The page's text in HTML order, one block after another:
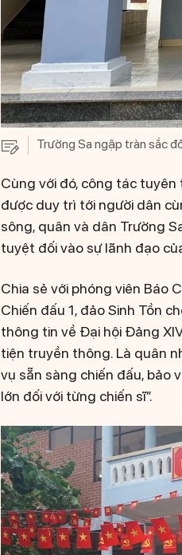
Trường Sa ngập tràn sắc
Cùng với đó, công tác
được duy trì tới người dân
sông, quân và dân Trường
tuyệt đối vào sự lãnh đạo
Chia sẻ với phóng viên Báo
Chiến đấu 1, đảo Sinh Tồn
thông tin về Đại hội Đảng
tiện truyền thông. Là quân
vụ sẵn sàng chiến đấu, bảo
lớn đối với từng chiến sĩ”.